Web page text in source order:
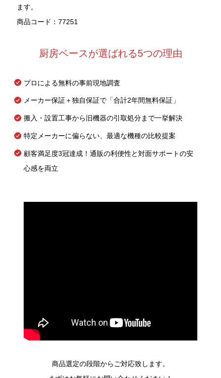
ます。
商品コード：77251
厨房ベースが選ばれる5つの理由
プロによる無料の事前現地調査
メーカー保証＋独自保証で「合計2年間無料保証」
搬入・設置工事から旧機器の引取処分まで一挙解決
特定メーカーに偏らない、最適な機種の比較提案
顧客満足度3冠達成！通販の利便性と対面サポートの安
心感を両立
商品選定の段階からご対応致します。